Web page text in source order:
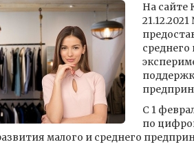
На сайте
С 1
по
малого и среднего